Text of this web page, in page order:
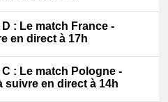
: Le match France -
en direct à 17h
: Le match Pologne -
suivre en direct à 14h